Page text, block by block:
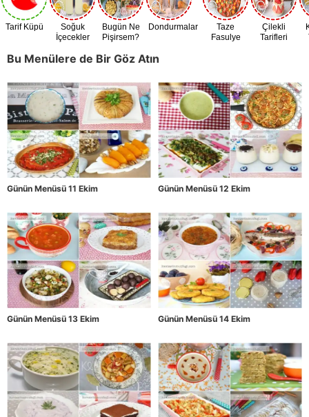
Tarif Küpü
Soğuk
İçecekler
Bugün Ne
Pişirsem?
Dondurmalar
Taze
Fasulye
Çilekli
Tarifleri
Bu Menülere de Bir Göz Atın
Günün Menüsü 11 Ekim Günün Menüsü 12 Ekim
Günün Menüsü 13 Ekim Günün Menüsü 14 Ekim